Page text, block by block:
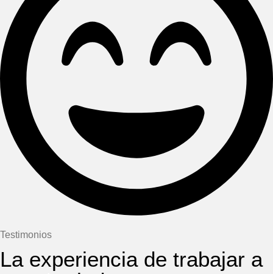
Testimonios
La experiencia de trabajar a